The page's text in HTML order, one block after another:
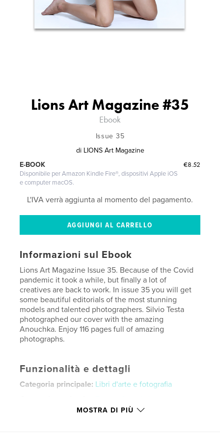
Lions Art Magazine #35
Ebook
Issue 35
di LIONS Art Magazine
€8.52
E-BOOK
Disponibile per Amazon Kindle Fire®, dispositivi Apple iOS
e computer macOS.
L'IVA verrà aggiunta al momento del pagamento.
Informazioni sul Ebook
Lions Art Magazine Issue 35. Because of the Covid
pandemic it took a while, but finally a lot of
creatives are back to work. In issue 35 you will get
some beautiful editorials of the most stunning
models and talented photographers. Silvio Testa
photographed our cover with the amazing
Anouchka. Enjoy 116 pages full of amazing
photographs.
Funzionalità e dettagli
Categoria principale: Libri d'arte e fotografia
e-book a layout fisso, 104 pagg.
MOSTRA DI PIÙ